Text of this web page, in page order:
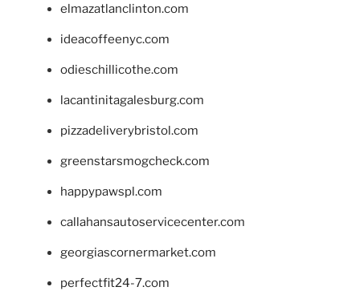
elmazatlanclinton.com
ideacoffeenyc.com
odieschillicothe.com
lacantinitagalesburg.com
pizzadeliverybristol.com
greenstarsmogcheck.com
happypawspl.com
callahansautoservicecenter.com
georgiascornermarket.com
perfectfit24-7.com